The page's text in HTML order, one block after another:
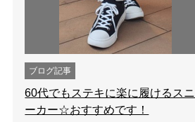
ブログ記事
60代でもステキに楽に履けるスニ
ーカー☆おすすめです！